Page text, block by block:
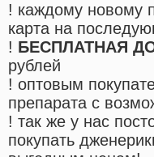
! каждому новому
карта на
! БЕСПЛАТНАЯ
рублей
! оптовым
препарата с
! так же у нас
покупать